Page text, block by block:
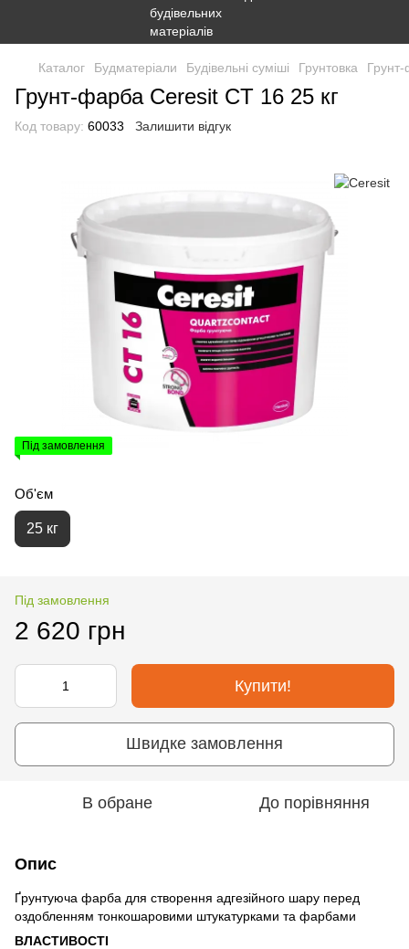
Каталог Будматеріали Будівельні суміші Грунтовка
Грунт-фарба Ceresit CT 16 25 кг
Код товару: 60033 Залишити відгук
Під замовлення
Об'єм
25 кг
Під замовлення
2 620 грн
Купити!
Швидке замовлення
В обране До порівняння
Опис
Ґрунтуюча фарба для створення адгезійного шару перед
оздобленням тонкошаровими штукатурками та фарбами
ВЛАСТИВОСТІ